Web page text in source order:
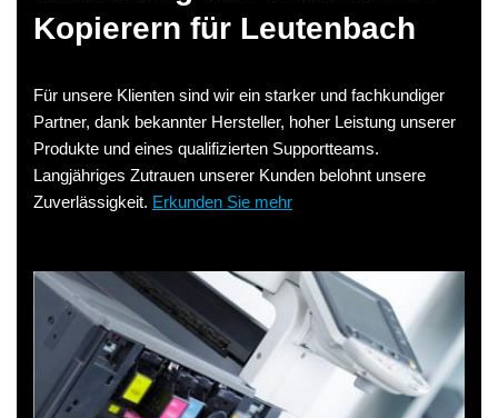
Kopierern für Leutenbach
Für unsere Klienten sind wir ein starker und fachkundiger
Partner, dank bekannter Hersteller, hoher Leistung unserer
Produkte und eines qualifizierten Supportteams.
Langjähriges Zutrauen unserer Kunden belohnt unsere
Zuverlässigkeit. Erkunden Sie mehr